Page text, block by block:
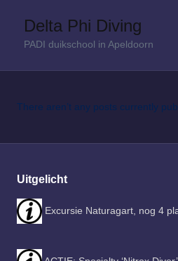
Delta Phi Diving
PADI duikschool in Apeldoorn
There aren’t any posts currently
Uitgelicht
Excursie Naturagart, nog 4